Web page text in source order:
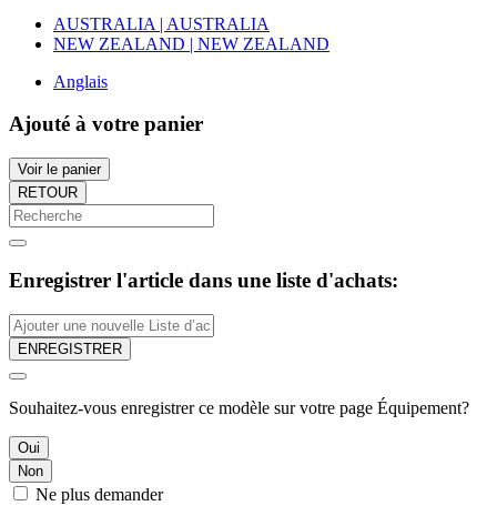
AUSTRALIA | AUSTRALIA
NEW ZEALAND | NEW ZEALAND
Anglais
Ajouté à votre panier
Voir le panier
RETOUR
Enregistrer l'article dans une liste d'achats:
ENREGISTRER
Souhaitez-vous enregistrer ce modèle sur votre page Équipement?
Oui
Non
Ne plus demander